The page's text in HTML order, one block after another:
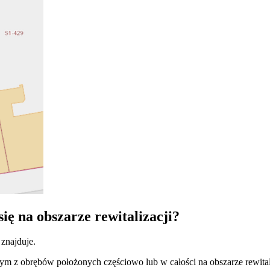
na obszarze rewitalizacji?
z obrębów położonych częściowo lub w całości na obszarze